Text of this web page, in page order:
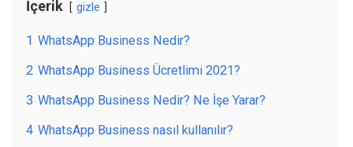
İçerik gizle
1 WhatsApp Business Nedir?
2 WhatsApp Business Ücretlimi 2021?
3 WhatsApp Business Nedir? Ne İşe Yarar?
4 WhatsApp Business nasıl kullanılır?